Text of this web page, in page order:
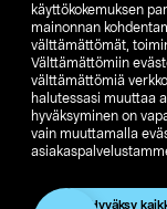
käyttökokemuksen
mainonnan
välttämättömät,
Välttämättömiin
välttämättömiä
halutessasi muuttaa
hyväksyminen on
vain muuttamalla
Hyväksy